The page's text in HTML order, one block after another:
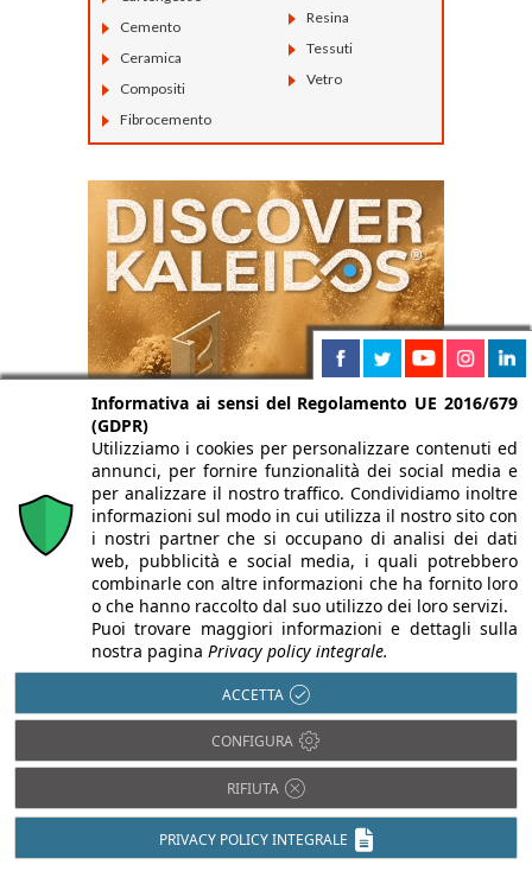
Cemento
Ceramica
Compositi
Fibrocemento
Resina
Tessuti
Vetro
Informativa ai sensi del Regolamento UE 2016/679
(GDPR)
Utilizziamo i cookies per personalizzare contenuti ed
annunci, per fornire funzionalità dei social media e
per analizzare il nostro traffico. Condividiamo inoltre
informazioni sul modo in cui utilizza il nostro sito con
i nostri partner che si occupano di analisi dei dati
web, pubblicità e social media, i quali potrebbero
combinarle con altre informazioni che ha fornito loro
o che hanno raccolto dal suo utilizzo dei loro servizi.
Puoi trovare maggiori informazioni e dettagli sulla
nostra pagina Privacy policy integrale.
ACCETTA
CONFIGURA
RIFIUTA
PRIVACY POLICY INTEGRALE